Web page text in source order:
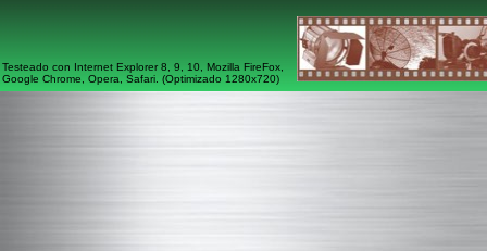
Testeado con Internet Explorer 8, 9, 10, Mozilla FireFox,
Google Chrome, Opera, Safari. (Optimizado 1280x720)